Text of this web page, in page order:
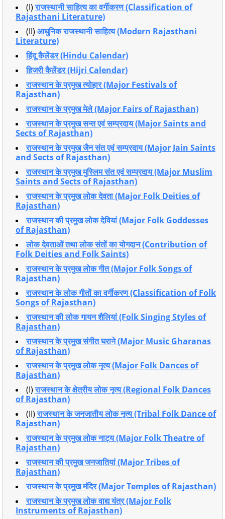
(I)राजस्थानी साहित्य का वर्गीकरण (Classification of
Rajasthani Literature)
(II) आधुनिक राजस्थानी साहित्य (Modern Rajasthani
Literature)
हिंदू कैलेंडर (Hindu Calendar)
हिजरी कैलेंडर (Hijri Calendar)
राजस्थान के प्रमुख त्योहार (Major Festivals of
Rajasthan)
राजस्थान के प्रमुख मेले (Major Fairs of Rajasthan)
राजस्थान के प्रमुख सन्त एवं सम्प्रदाय (Major Saints and
Sects of Rajasthan)
राजस्थान के प्रमुख जैन संत एवं सम्प्रदाय (Major Jain Saints
and Sects of Rajasthan)
राजस्थान के प्रमुख मुस्लिम संत एवं सम्प्रदाय (Major Muslim
Saints and Sects of Rajasthan)
राजस्थान के प्रमुख लोक देवता (Major Folk Deities of
Rajasthan)
राजस्थान की प्रमुख लोक देवियां (Major Folk Goddesses
of Rajasthan)
लोक देवताओं तथा लोक संतों का योगदान (Contribution of
Folk Deities and Folk Saints)
राजस्थान के प्रमुख लोक गीत (Major Folk Songs of
Rajasthan)
राजस्थान के लोक गीतों का वर्गीकरण (Classification of Folk
Songs of Rajasthan)
राजस्थान की लोक गायन शैलियां (Folk Singing Styles of
Rajasthan)
राजस्थान के प्रमुख संगीत घराने (Major Music Gharanas
of Rajasthan)
राजस्थान के प्रमुख लोक नृत्य (Major Folk Dances of
Rajasthan)
(I)राजस्थान के क्षेत्रीय लोक नृत्य (Regional Folk Dances
of Rajasthan)
(II)राजस्थान के जनजातीय लोक नृत्य (Tribal Folk Dance of
Rajasthan)
राजस्थान के प्रमुख लोक नाट्य (Major Folk Theatre of
Rajasthan)
राजस्थान की प्रमुख जनजातियां (Major Tribes of
Rajasthan)
राजस्थान के प्रमुख मंदिर (Major Temples of Rajasthan)
राजस्थान के प्रमुख लोक वाद्य यंत्र (Major Folk
Instruments of Rajasthan)